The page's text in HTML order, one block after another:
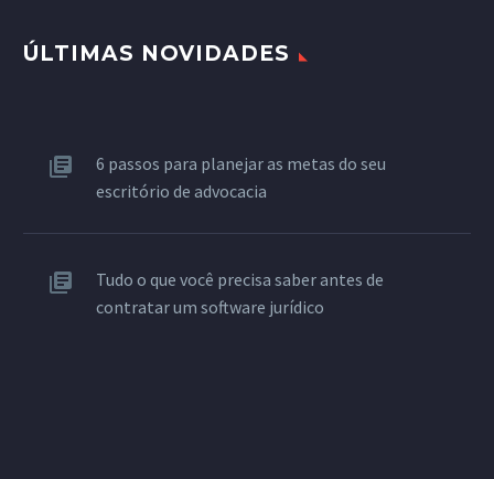
ÚLTIMAS NOVIDADES
6 passos para planejar as metas do seu
escritório de advocacia
Tudo o que você precisa saber antes de
contratar um software jurídico